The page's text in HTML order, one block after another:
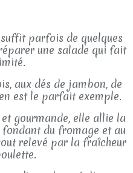
parfois de quelques
une salade qui fait
aux dés de jambon, de
est le parfait exemple.
gourmande, elle allie la
du fromage et au
relevé par la fraîcheur